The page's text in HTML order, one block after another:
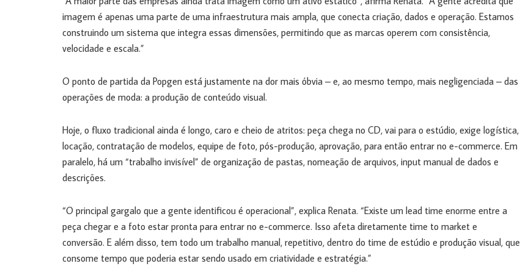
imagem é apenas uma parte de uma infraestrutura mais ampla, que conecta criação, dados e operação. Estamos
construindo um sistema que integra essas dimensões, permitindo que as marcas operem com consistência,
velocidade e escala.”
O ponto de partida da Popgen está justamente na dor mais óbvia – e, ao mesmo tempo, mais negligenciada – das
operações de moda: a produção de conteúdo visual.
Hoje, o fluxo tradicional ainda é longo, caro e cheio de atritos: peça chega no CD, vai para o estúdio, exige logística,
locação, contratação de modelos, equipe de foto, pós-produção, aprovação, para então entrar no e-commerce. Em
paralelo, há um “trabalho invisível” de organização de pastas, nomeação de arquivos, input manual de dados e
descrições.
“O principal gargalo que a gente identificou é operacional”, explica Renata. “Existe um lead time enorme entre a
peça chegar e a foto estar pronta para entrar no e-commerce. Isso afeta diretamente time to market e
conversão. E além disso, tem todo um trabalho manual, repetitivo, dentro do time de estúdio e produção visual, que
consome tempo que poderia estar sendo usado em criatividade e estratégia.”